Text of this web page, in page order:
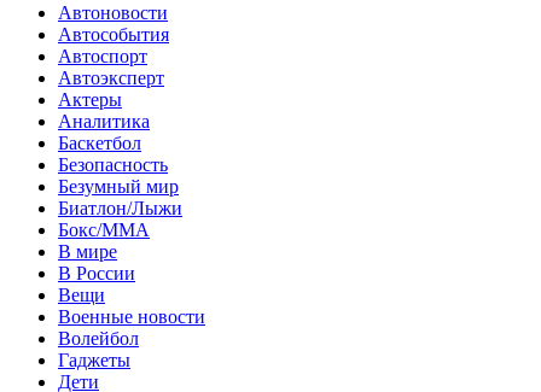
Автоновости
Автособытия
Автоспорт
Автоэксперт
Актеры
Аналитика
Баскетбол
Безопасность
Безумный мир
Биатлон/Лыжи
Бокс/MMA
В мире
В России
Вещи
Военные новости
Волейбол
Гаджеты
Дети